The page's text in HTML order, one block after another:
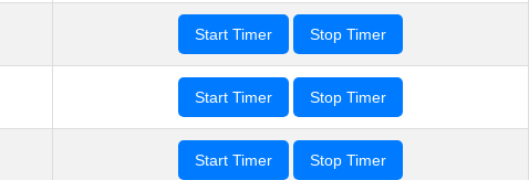
Start Timer Stop Timer
Start Timer Stop Timer
Start Timer Stop Timer